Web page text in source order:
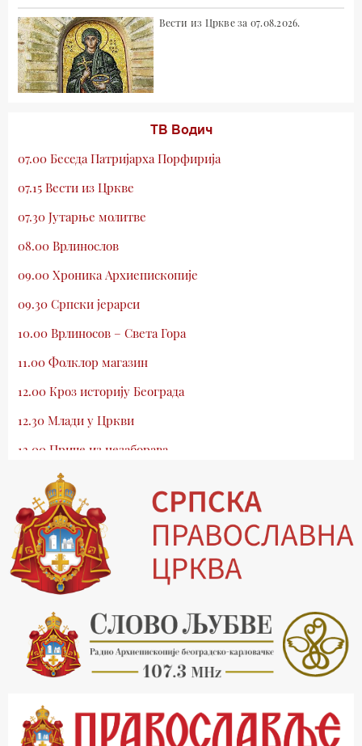
Вести из Цркве за 07.08.2026.
ТВ Водич
07.00 Беседа Патријарха Порфирија
07.15 Вести из Цркве
07.30 Јутарње молитве
08.00 Врлинослов
09.00 Хроника Архиепископије
09.30 Српски јерарси
10.00 Врлиносов – Света Гора
11.00 Фолклор магазин
12.00 Кроз историју Београда
12.30 Млади у Цркви
13.00 Приче из незаборава
13.30 Храм културе
14.00 Питања и одговори
15.03 Беседа Патријарха Порфирија
15.15 Молитве
15.30 Манастири на Косову и Метохији
16.03 Српска историјска читанка
16.30 Тврђаве Дунава
17.03 Бит – емисија Ненада Гугла
17.30 Приче из незаборава
18.03 Врлинослов